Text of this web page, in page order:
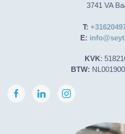
3741 VA
T:
E:
KVK:
BTW: